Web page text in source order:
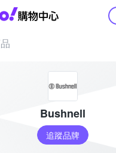
Yahoo購物
Bushnell
追蹤品牌